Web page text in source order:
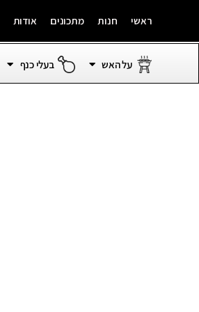
ראשי חנות מתכונים אודות
על האש בעלי כנף